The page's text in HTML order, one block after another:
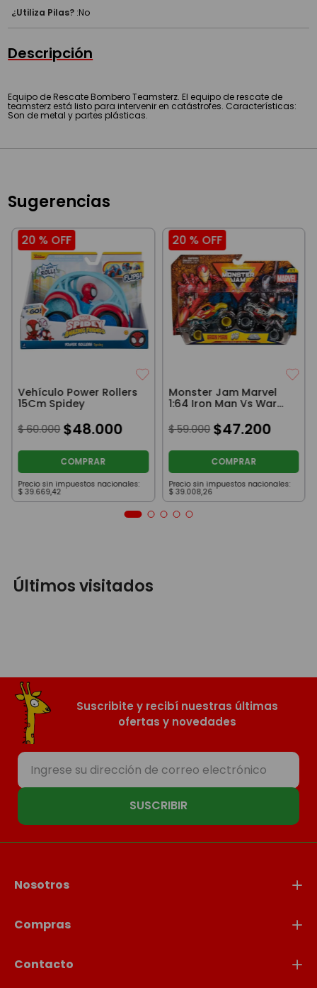
¿Utiliza Pilas? :No
Descripción
Equipo de Rescate Bombero Teamsterz. El equipo de rescate de
teamsterz está listo para intervenir en catástrofes. Características:
Son de metal y partes plásticas.
Sugerencias
20 % OFF
Vehículo Power Rollers
15Cm Spidey
$ 60.000 $48.000
COMPRAR
Precio sin impuestos nacionales:
$ 39.669,42
20 % OFF
Monster Jam Marvel
1:64 Iron Man Vs War
$ 59.000 $47.200
COMPRAR
Precio sin impuestos nacionales:
$ 39.008,26
Últimos visitados
Suscribite y recibí nuestras últimas
ofertas y novedades
SUSCRIBIR
Nosotros
Compras
Contacto